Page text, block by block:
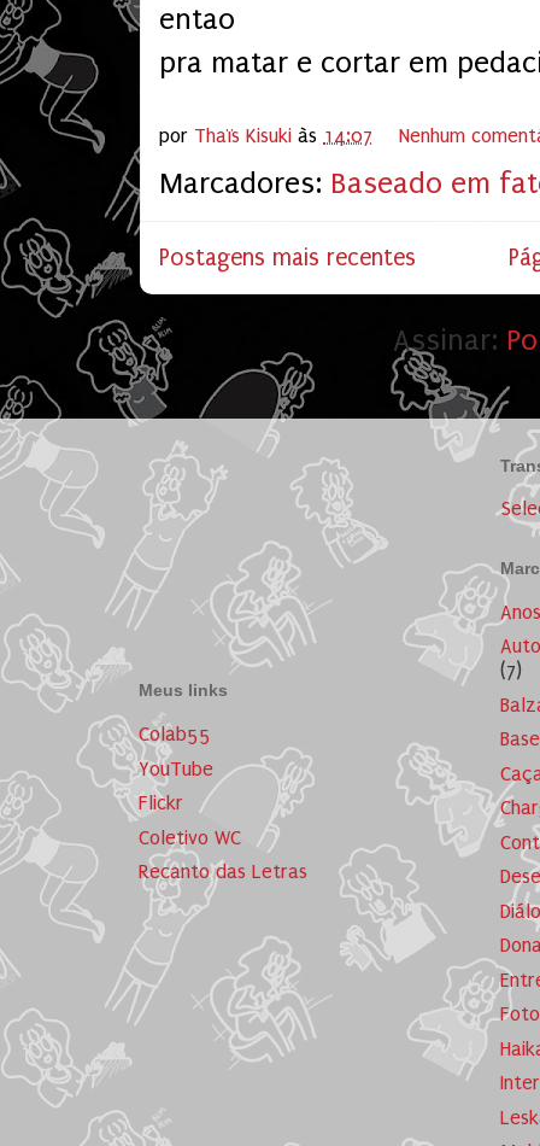
entao
pra matar e cortar em
por Thaïs Kisuki às 14:07 Nenhum
Marcadores: Baseado em
Postagens mais recentes
Assinar:
Meus links
Colab55
YouTube
Flickr
Coletivo WC
Recanto das Letras
(7)